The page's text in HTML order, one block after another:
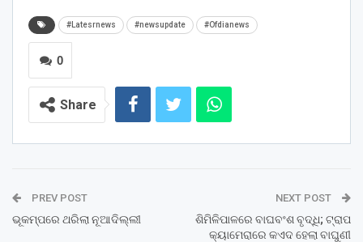
#Latesrnews #newsupdate #Ofdianews
0
Share
PREV POST
ଭୂକମ୍ପରେ ଥରିଲା ନୂଆଦିଲ୍ଲୀ
NEXT POST
ଶିମିଳିପାଳରେ ବାଘବଂଶ ବୃଦ୍ଧି; ଟ୍ରାପ
କ୍ୟାମେରାରେ କଏଦ ହେଲା ବାଘୁଣୀ